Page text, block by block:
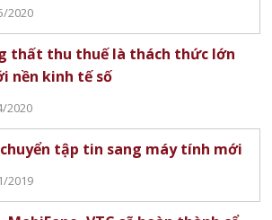
2020
thất thu thuế là thách thức lớn
nền kinh tế số
2020
chuyển tập tin sang máy tính mới
2019